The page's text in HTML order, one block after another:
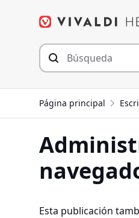
Página principal
Esta publicación